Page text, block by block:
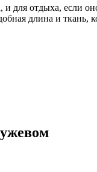
для отдыха, если
длина и ткань,